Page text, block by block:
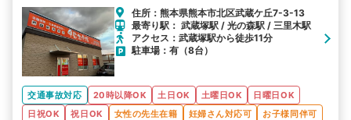
住所：熊本県熊本市北区武蔵ケ丘7-3-13
最寄り駅： 武蔵塚駅 / 光の森駅 / 三里木駅
アクセス：武蔵塚駅から徒歩11分
駐車場：有（8台）
交通事故対応 20時以降OK 土日OK 土曜日OK
日曜日OK
日祝OK
祝日OK 女性の先生在籍 妊婦さん対応可
お子様同伴可